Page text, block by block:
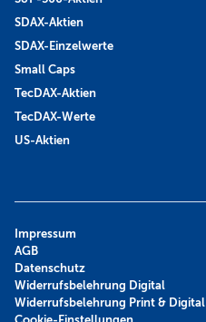
SDAX-Aktien
SDAX-Einzelwerte
Small Caps
TecDAX-Aktien
TecDAX-Werte
US-Aktien
Impressum
AGB
Datenschutz
Widerrufsbelehrung Digital
Widerrufsbelehrung Print & Digital